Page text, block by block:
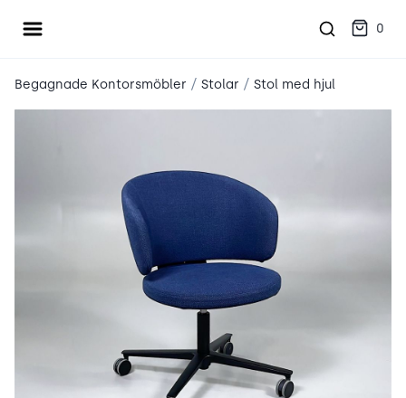
Öppna meny 0
Begagnade Kontorsmöbler / Stolar / Stol med hjul